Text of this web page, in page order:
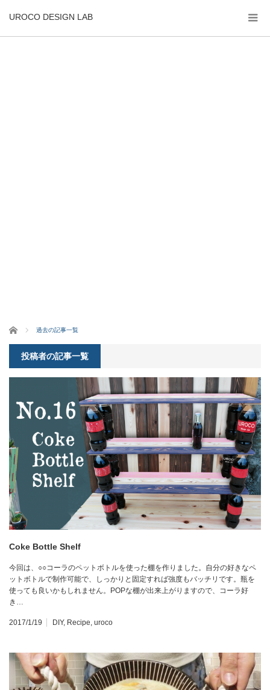
UROCO DESIGN LAB
ホーム 過去の記事一覧
投稿者の記事一覧
Coke Bottle Shelf
今回は、○○コーラのペットボトルを使った棚を作りました。自分の好きなペ
ットボトルで制作可能で、しっかりと固定すれば強度もバッチリです。瓶を
使っても良いかもしれません。POPな棚が出来上がりますので、コーラ好
き…
2017/1/19 DIY, Recipe, uroco